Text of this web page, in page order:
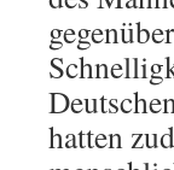
hatten